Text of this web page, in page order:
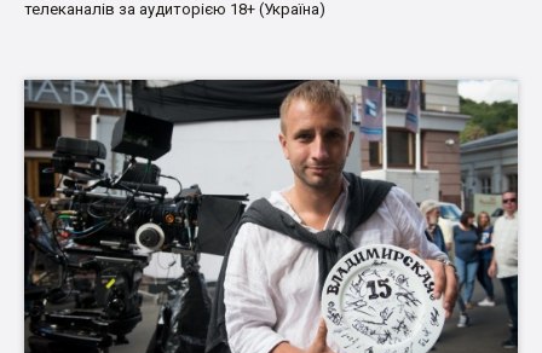
телеканалів за аудиторією 18+ (Україна)